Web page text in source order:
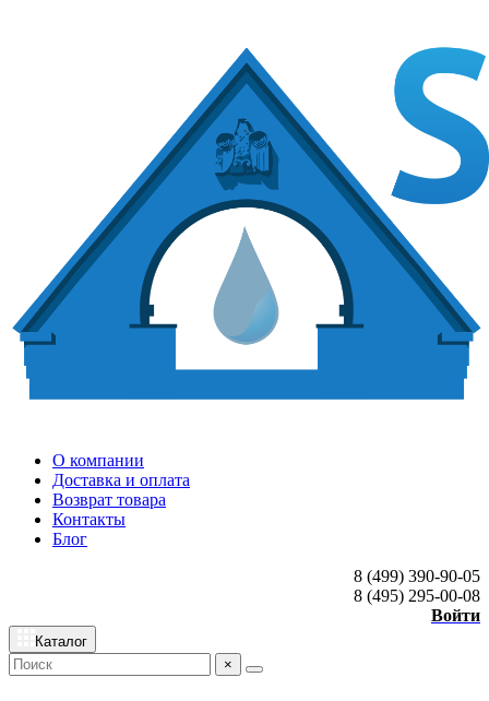
О компании
Доставка и оплата
Возврат товара
Контакты
Блог
8 (499) 390-90-05
8 (495) 295-00-08
Войти
Каталог
×